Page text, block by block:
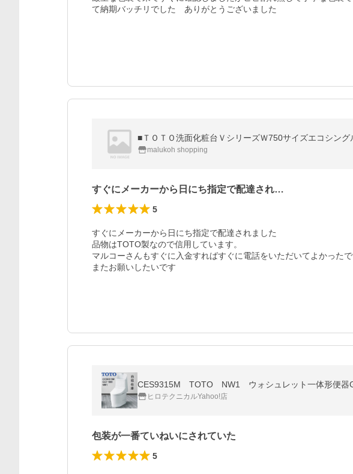
malukoh shopping
すぐにメーカーから日にち指定で配達され…
5
すぐにメーカーから日にち指定で配達されました
品物はTOTO製なので信用しています。
マルコーさんもすぐに入金すればすぐに電話をいただいてよかったで
またお願いしたいです
CES9315M TOTO NW1 ウォシュレット一体形便
ヒロテクニカルYahoo!店
包装が一番ていねいにされていた
5